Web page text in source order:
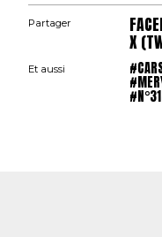
Partager
X
Et aussi